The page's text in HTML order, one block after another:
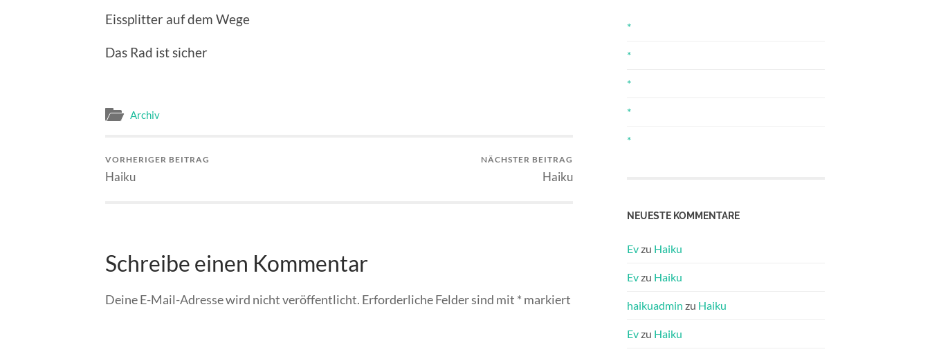
Eissplitter auf dem Wege
Das Rad ist sicher
Archiv
VORHERIGER BEITRAG
Haiku
NÄCHSTER BEITRAG
Haiku
Schreibe einen Kommentar
Deine E-Mail-Adresse wird nicht veröffentlicht. Erforderliche Felder sind mit * markiert
*
*
*
*
*
NEUESTE KOMMENTARE
Evzu Haiku
Evzu Haiku
haikuadmin zu Haiku
Evzu Haiku